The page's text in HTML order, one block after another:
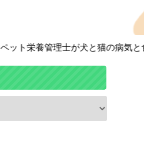
栄養管理士が犬と猫の病気と食事